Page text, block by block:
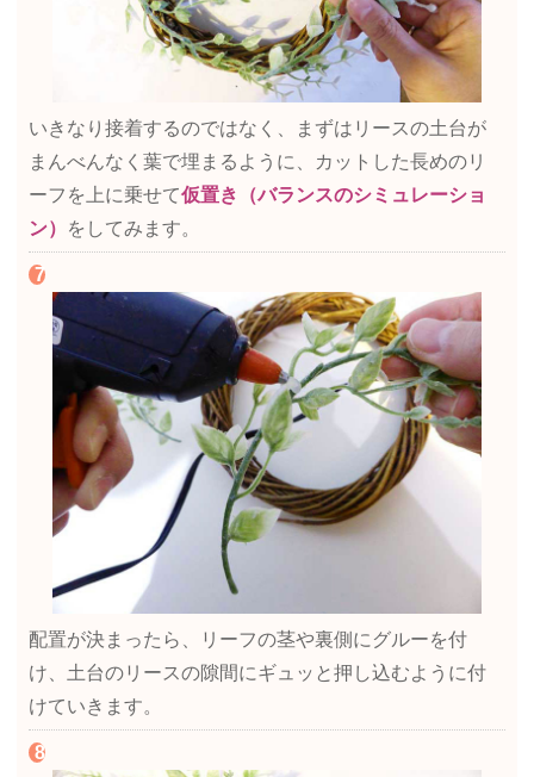
いきなり接着するのではなく、まずはリースの土台が
まんべんなく葉で埋まるように、カットした長めのリ
ーフを上に乗せて仮置き（バランスのシミュレーショ
ン） をしてみます。
配置が決まったら、リーフの茎や裏側にグルーを付
け、土台のリースの隙間にギュッと押し込むように付
けていきます。